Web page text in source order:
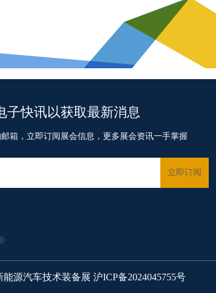
子快讯以获取最新消息
箱，立即订阅展会信息，更多展会资讯一手掌握
源汽车技术装备展 沪ICP备2024045755号